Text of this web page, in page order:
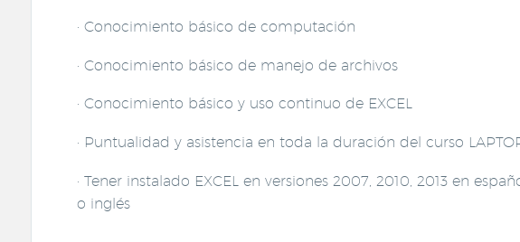
· Conocimiento básico de computación
· Conocimiento básico de manejo de archivos
· Conocimiento básico y uso continuo de EXCEL
· Puntualidad y asistencia en toda la duración del curso
· Tener instalado EXCEL en versiones 2007, 2010, 2013 en
o inglés